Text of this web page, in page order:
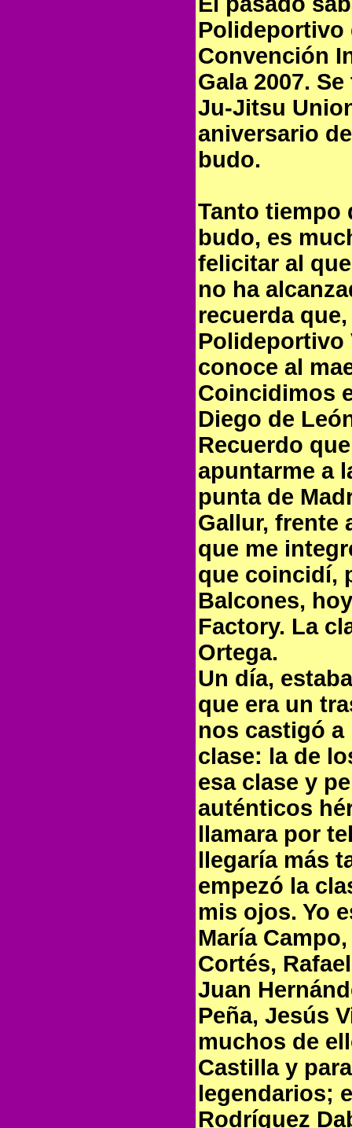
Polideportivo
Convención
Gala 2007.
Ju-Jitsu
aniversario
budo.
Tanto tiempo
budo, es
felicitar al
no ha
recuerda
Polideportivo
conoce al
Coincidimos
Diego de
Recuerdo
apuntarme a
punta de
Gallur, frente
que me
que coincidí,
Balcones,
Factory. La
Ortega.
Un día,
que era un
nos castigó
clase: la de
esa clase y
auténticos
llamara por
llegaría más
empezó la
mis ojos. Yo
María
Cortés,
Juan
Peña, Jesús
muchos de
Castilla y
legendarios;
Rodríguez